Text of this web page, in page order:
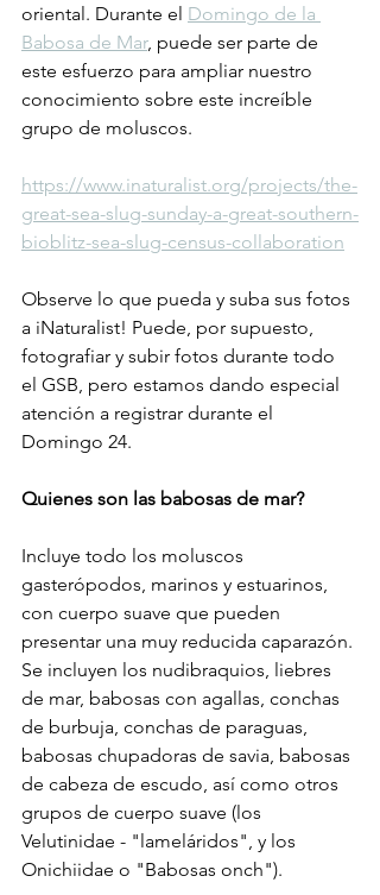
oriental. Durante el Domingo de la
Babosa de Mar, puede ser parte de
este esfuerzo para ampliar nuestro
conocimiento sobre este increíble
grupo de moluscos.
https://www.inaturalist.org/projects/the-
great-sea-slug-sunday-a-great-southern-
bioblitz-sea-slug-census-collaboration
Observe lo que pueda y suba sus fotos
a iNaturalist! Puede, por supuesto,
fotografiar y subir fotos durante todo
el GSB, pero estamos dando especial
atención a registrar durante el
Domingo 24.
Quienes son las babosas de mar?
Incluye todo los moluscos
gasterópodos, marinos y estuarinos,
con cuerpo suave que pueden
presentar una muy reducida caparazón.
Se incluyen los nudibraquios, liebres
de mar, babosas con agallas, conchas
de burbuja, conchas de paraguas,
babosas chupadoras de savia, babosas
de cabeza de escudo, así como otros
grupos de cuerpo suave (los
Velutinidae - "lameláridos", y los
Onichiidae o "Babosas onch").